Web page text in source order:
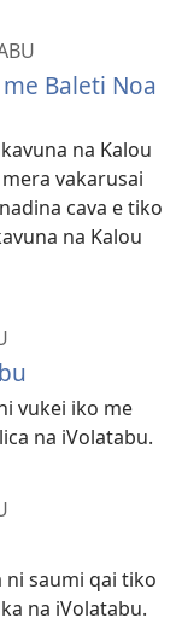
Baleti Noa
na Kalou
vakarusai
cava e tiko
na Kalou
vukei iko me
na iVolatabu.
ni saumi qai tiko
na iVolatabu.